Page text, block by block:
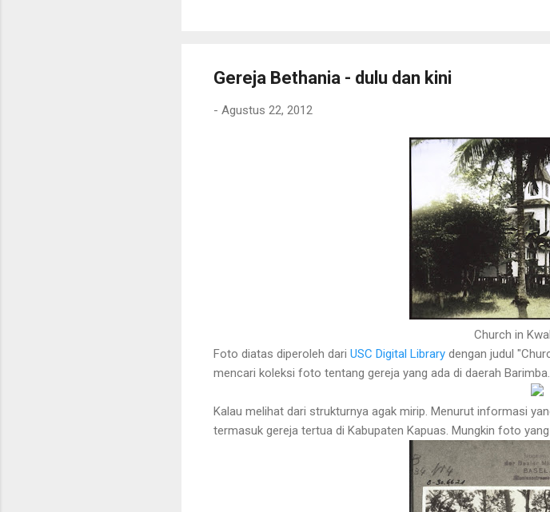
Gereja Bethania - dulu dan kini
- Agustus 22, 2012
Church in
Foto diatas diperoleh dari USC Digital Library dengan judul
mencari koleksi foto tentang gereja yang ada di daerah
Kalau melihat dari strukturnya agak mirip. Menurut informasi
termasuk gereja tertua di Kabupaten Kapuas. Mungkin foto